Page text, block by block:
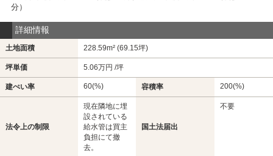
分）
詳細情報
土地面積 228.59m² (69.15坪)
坪単価 5.06万円 /坪
建ぺい率 60(%) 容積率 200(%)
法令上の制限
現在隣地に埋
設されている
給水管は買主
負担にて撤
去。
国土法届出
不要